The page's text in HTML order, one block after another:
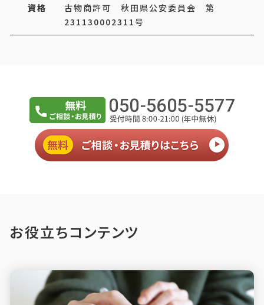
資格
古物商許可 秋田県公安委員会 第
231130002311号
お役立ちコンテンツ